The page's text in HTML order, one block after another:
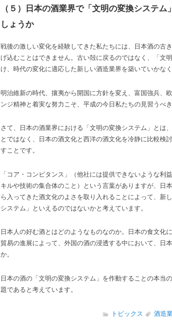
（５）日本の酒業界で「文明の変換システ
しょうか
戦後の激しい変化を経験してきた私たちには、日本酒の古
げ込むことはできません。古い殻に戻るのではなく、「文
け、時代の変化に適応した新しい酒造業界を築いていかな
明治維新の時代、攘夷から開国に方針を変え、富国強兵、
ンジ精神と着実な努力こそ、平成の今日私たちの見習うべ
さて、日本の酒業界における「文明の変換システム」とは
とではなく、日本の酒文化と西洋の酒文化を冷静に比較検
すことです。
「コア・コンピタンス」（他社には提供できないような
キルや技術の集合体のこと）という言葉がありますが、日
ら入ってきた酒文化のよさを取り入れることによって、新
システム」といえるのではないかと考えています。
日本人の好む酒とはどのようなものなのか。日本の食文化
貿易の進展によって、外国の酒の浸透する中において、日
か。
日本の酒の「文明の変換システム」を作動することの本当
題であると考えています。
トピックス 酒造